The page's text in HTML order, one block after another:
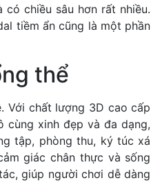
chiều sâu hơn rất nhiều.
tiềm ẩn cũng là một phần
thể
Với chất lượng 3D cao cấp
cùng xinh đẹp và đa dạng,
tập, phòng thu, ký túc xá
giác chân thực và sống
giúp người chơi dễ dàng